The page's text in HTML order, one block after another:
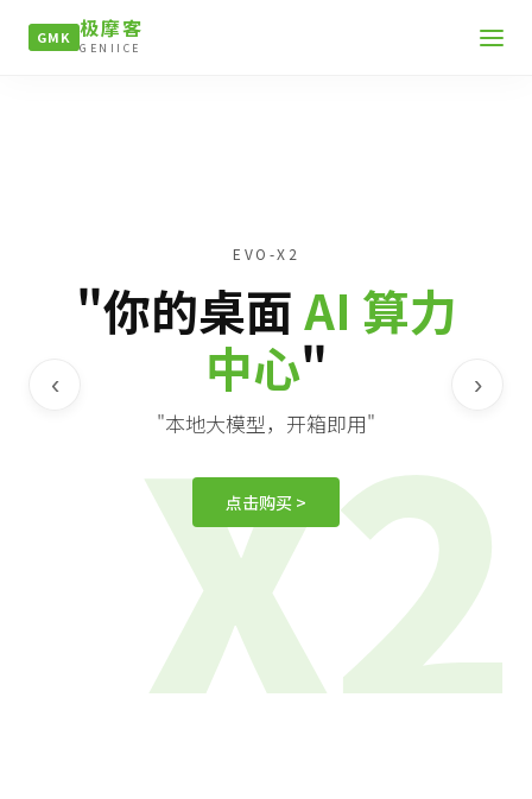
GMK 极摩客
GENIICE
X2
EVO-X2
"你的桌面AI 算力
中心"
"本地大模型，开箱即用"
点击购买 >
‹ ›